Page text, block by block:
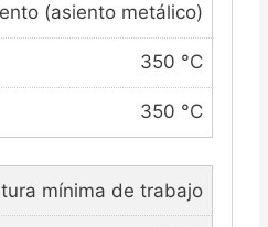
(asiento metálico)
350 °C
350 °C
mínima de trabajo